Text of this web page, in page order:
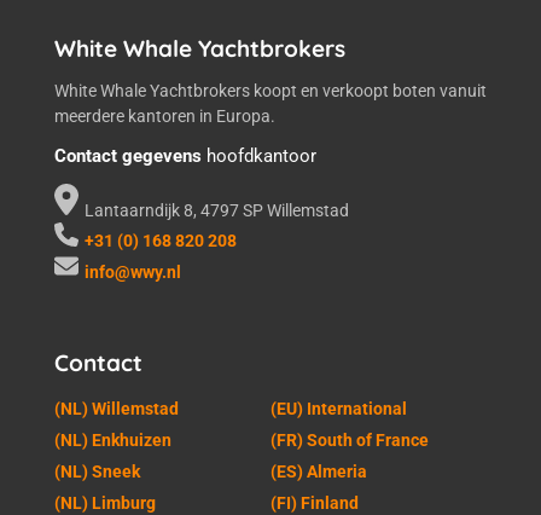
White Whale Yachtbrokers
White Whale Yachtbrokers koopt en verkoopt boten vanuit
meerdere kantoren in Europa.
Contact gegevens hoofdkantoor
Lantaarndijk 8, 4797 SP Willemstad
+31 (0) 168 820 208
info@wwy.nl
Contact
(NL) Willemstad
(NL) Enkhuizen
(NL) Sneek
(NL) Limburg
(EU) International
(FR) South of France
(ES) Almeria
(FI) Finland